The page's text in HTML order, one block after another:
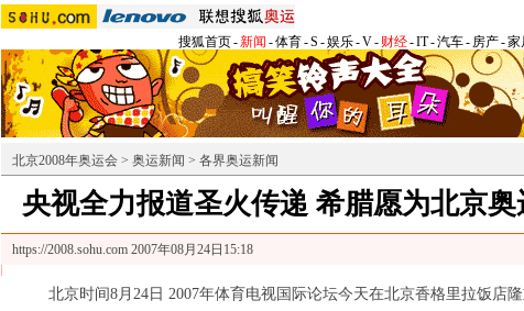
搜狐首页-新闻 -体育-S -娱乐-V- 财经-IT-汽车- 房产-家
北京2008年奥运会 > 奥运新闻 > 各界奥运新闻
央视全力报道圣火传递 希腊愿为北京
https://2008.sohu.com 2007年08月24日15:18
北京时间8月24日 2007年体育电视国际论坛今天在北京香格里拉饭店隆